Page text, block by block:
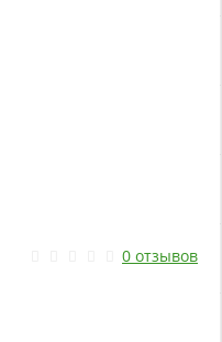
0 отзывов